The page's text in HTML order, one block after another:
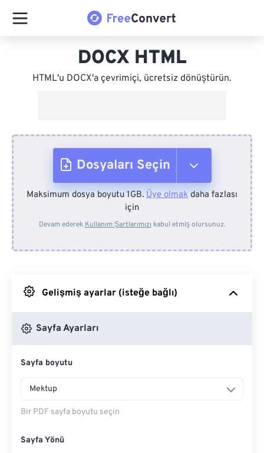
DOCX HTML
HTML'u DOCX'a çevrimiçi, ücretsiz dönüştürün.
Dosyaları Seçin
Cihazdan
Google Drive'dan
OneDrive'dan
Maksimum dosya boyutu 1GB. Üye olmak daha fazlası
için
Devam ederek Kullanım Şartlarımızı kabul etmiş olursunuz.
Gelişmiş ayarlar (isteğe bağlı)
Sayfa Ayarları
Sayfa boyutu
Mektup
Bir PDF sayfa boyutu seçin
Sayfa Yönü